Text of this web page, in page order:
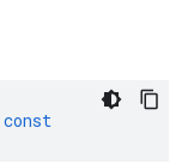
const